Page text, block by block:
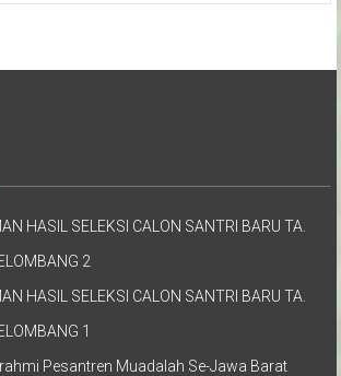
HASIL SELEKSI CALON SANTRI BARU TA.
2
HASIL SELEKSI CALON SANTRI BARU TA.
1
Pesantren Muadalah Se-Jawa Barat